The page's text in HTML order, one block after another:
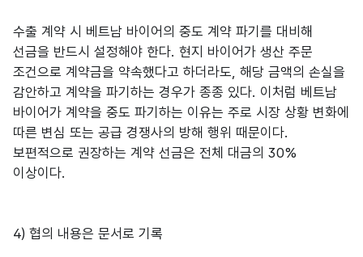
수출 계약 시 베트남 바이어의 중도 계약 파기를 대비해
선금을 반드시 설정해야 한다. 현지 바이어가 생산 주문
조건으로 계약금을 약속했다고 하더라도, 해당 금액의 손실을
감안하고 계약을 파기하는 경우가 종종 있다. 이처럼 베트남
바이어가 계약을 중도 파기하는 이유는 주로 시장 상황 변화에
따른 변심 또는 공급 경쟁사의 방해 행위 때문이다.
보편적으로 권장하는 계약 선금은 전체 대금의 30%
이상이다.
4) 협의 내용은 문서로 기록